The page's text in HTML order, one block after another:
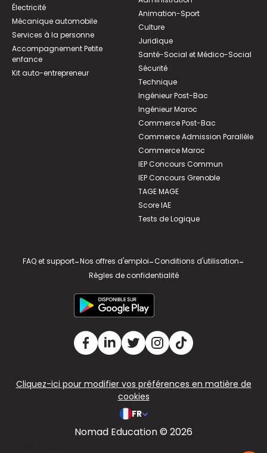
Électricité
Mécanique automobile
Services à la personne
Accompagnement Petite
enfance
Kit auto-entrepreneur
Animation-Sport
Culture
Juridique
Santé-Social et Médico-Social
Sécurité
Technique
Ingénieur Post-Bac
Ingénieur Maroc
Commerce Post-Bac
Commerce Admission Parallèle
Commerce Maroc
IEP Concours Commun
IEP Concours Grenoble
TAGE MAGE
Score IAE
Tests de Logique
FAQ et support-Nos offres d'emploi-Conditions d'utilisation-
Règles de confidentialité
Cliquez-ici pour modifier vos préférences en matière de
cookies
FR
Nomad Education © 2026